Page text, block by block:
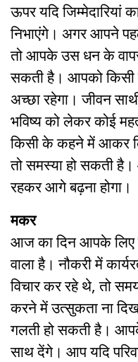
ऊपर यदि जिम्मेदारियां
निभाएंगे। अगर आपने
तो आपके उस धन के
सकती है। आपको किसी
अच्छा रहेगा। जीवन
भविष्य को लेकर कोई
किसी के कहने में आकर
तो समस्या हो सकती
रहकर आगे बढ़ना होगा।
मकर
आज का दिन आपके लिए
वाला है। नौकरी में
विचार कर रहे थे, तो
करने में उत्सुकता ना
गलती हो सकती है।
साथ देंगे। आप यदि